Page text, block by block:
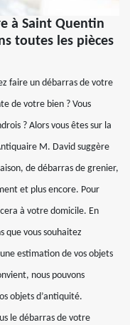
à Saint Quentin
toutes les pièces
faire un débarras de votre
de votre bien ? Vous
? Alors vous êtes sur la
M. David suggère
de débarras de grenier,
et plus encore. Pour
à votre domicile. En
que vous souhaitez
estimation de vos objets
nous pouvons
objets d’antiquité.
le débarras de votre